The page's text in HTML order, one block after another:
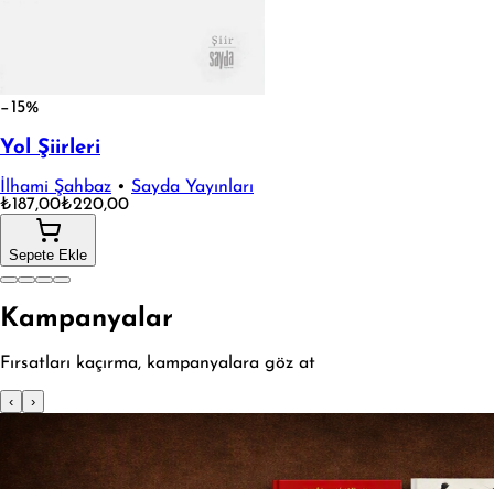
−15%
Yol Şiirleri
İlhami Şahbaz • Sayda Yayınları
₺187,00₺220,00
Sepete Ekle
Kampanyalar
Fırsatları kaçırma, kampanyalara göz at
‹ ›